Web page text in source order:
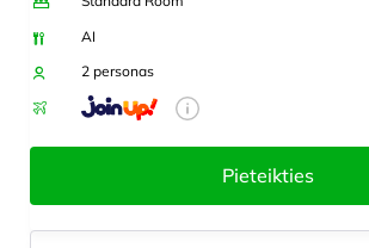
AI
2 personas
Pieteikties